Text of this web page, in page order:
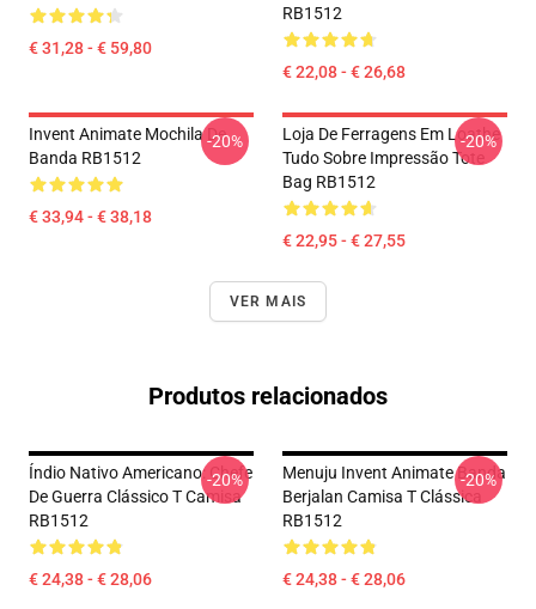
€ 31,28 - € 59,80
RB1512
€ 22,08 - € 26,68
Invent Animate Mochila De
Banda RB1512
€ 33,94 - € 38,18
-20%
Loja De Ferragens Em Loathe
Tudo Sobre Impressão Tote
Bag RB1512
€ 22,95 - € 27,55
-20%
VER MAIS
Produtos relacionados
Índio Nativo Americano: Chefe
De Guerra Clássico T Camisa
RB1512
€ 24,38 - € 28,06
-20%
Menuju Invent Animate Banda
Berjalan Camisa T Clássica
RB1512
€ 24,38 - € 28,06
-20%